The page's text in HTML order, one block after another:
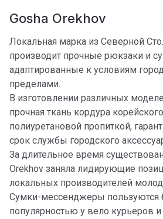
Gosha Orekhov
Локальная марка из Северной
производит прочные рюкзаки и
адаптированные к условиям
пределами.
В изготовлении различных
прочная ткань кордура
полиуретановой пропиткой,
срок службы городского
За длительное время
Orekhov заняла лидирующие
локальных производителей
Сумки-мессенджеры пользуются
популярностью у вело курьеров и